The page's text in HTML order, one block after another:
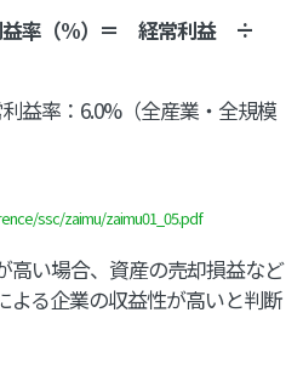
益率（%）＝ 経常利益 ÷
益率：6.0%（全産業・全規模
ssc/zaimu/zaimu01_05.pdf
高い場合、資産の売却損益など
よる企業の収益性が高いと判断